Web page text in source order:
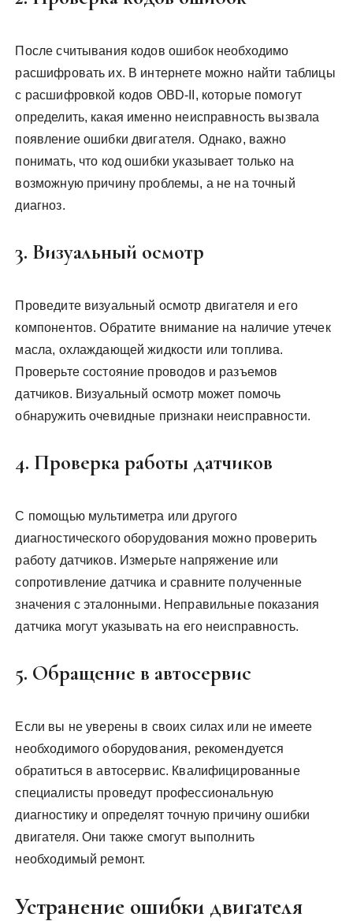
После считывания кодов ошибок необходимо
расшифровать их. В интернете можно найти таблицы
с расшифровкой кодов OBD-II, которые помогут
определить, какая именно неисправность вызвала
появление ошибки двигателя. Однако, важно
понимать, что код ошибки указывает только на
возможную причину проблемы, а не на точный
диагноз.
3. Визуальный осмотр
Проведите визуальный осмотр двигателя и его
компонентов. Обратите внимание на наличие утечек
масла, охлаждающей жидкости или топлива.
Проверьте состояние проводов и разъемов
датчиков. Визуальный осмотр может помочь
обнаружить очевидные признаки неисправности.
4. Проверка работы датчиков
С помощью мультиметра или другого
диагностического оборудования можно проверить
работу датчиков. Измерьте напряжение или
сопротивление датчика и сравните полученные
значения с эталонными. Неправильные показания
датчика могут указывать на его неисправность.
5. Обращение в автосервис
Если вы не уверены в своих силах или не имеете
необходимого оборудования, рекомендуется
обратиться в автосервис. Квалифицированные
специалисты проведут профессиональную
диагностику и определят точную причину ошибки
двигателя. Они также смогут выполнить
необходимый ремонт.
Устранение ошибки двигателя